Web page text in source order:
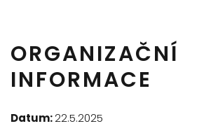
ORGANIZAČNÍ
INFORMACE
Datum:22.5.2025